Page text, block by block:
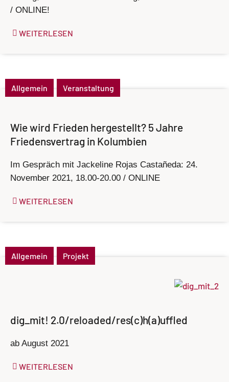
/ ONLINE!
WEITERLESEN
Allgemein Veranstaltung
Wie wird Frieden hergestellt? 5 Jahre
Friedensvertrag in Kolumbien
Im Gespräch mit Jackeline Rojas Castañeda: 24.
November 2021, 18.00-20.00 / ONLINE
WEITERLESEN
Allgemein Projekt
dig_mit! 2.0/reloaded/res(c)h(a)uffled
ab August 2021
WEITERLESEN